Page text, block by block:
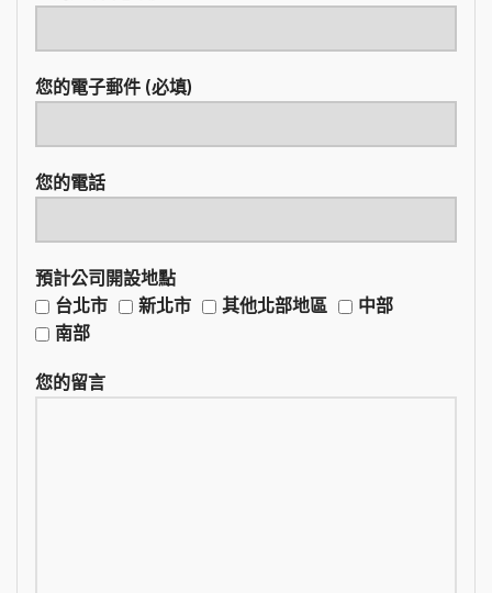
您的電子郵件 (必填)
您的電話
預計公司開設地點
台北市
新北市 其他北部地區
中部
南部
您的留言